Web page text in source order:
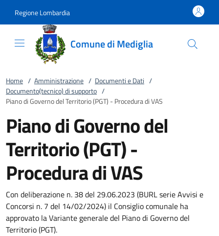
Regione Lombardia
Comune di Mediglia
Home / Amministrazione / Documenti e Dati /
Documento(tecnico) di supporto /
Piano di Governo del Territorio (PGT) - Procedura di VAS
Piano di Governo del
Territorio (PGT) -
Procedura di VAS
Con deliberazione n. 38 del 29.06.2023 (BURL serie Avvisi e
Concorsi n. 7 del 14/02/2024) il Consiglio comunale ha
approvato la Variante generale del Piano di Governo del
Territorio (PGT).